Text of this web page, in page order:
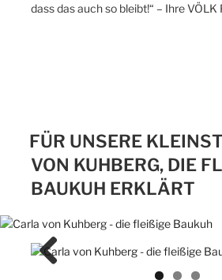
dass das auch so bleibt!“ – Ihre VÖLK
FÜR UNSERE
VON KUHBERG, DIE
AUKUH ERKLÄRT